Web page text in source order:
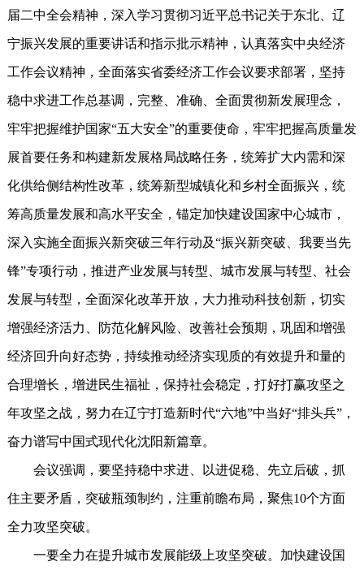
届二中全会精神，深入学习贯彻习近平总书记关于东北、辽
宁振兴发展的重要讲话和指示批示精神，认真落实中央经济
工作会议精神，全面落实省委经济工作会议要求部署，坚持
稳中求进工作总基调，完整、准确、全面贯彻新发展理念，
牢牢把握维护国家“五大安全”的重要使命，牢牢把握高质量发
展首要任务和构建新发展格局战略任务，统筹扩大内需和深
化供给侧结构性改革，统筹新型城镇化和乡村全面振兴，统
筹高质量发展和高水平安全，锚定加快建设国家中心城市，
深入实施全面振兴新突破三年行动及“振兴新突破、我要当先
锋”专项行动，推进产业发展与转型、城市发展与转型、社会
发展与转型，全面深化改革开放，大力推动科技创新，切实
增强经济活力、防范化解风险、改善社会预期，巩固和增强
经济回升向好态势，持续推动经济实现质的有效提升和量的
合理增长，增进民生福祉，保持社会稳定，打好打赢攻坚之
年攻坚之战，努力在辽宁打造新时代“六地”中当好“排头兵”，
奋力谱写中国式现代化沈阳新篇章。
会议强调，要坚持稳中求进、以进促稳、先立后破，抓
住主要矛盾，突破瓶颈制约，注重前瞻布局，聚焦10个方面
全力攻坚突破。
一要全力在提升城市发展能级上攻坚突破。加快建设国